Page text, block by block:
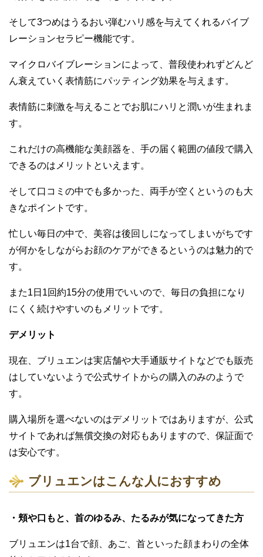
そして3つめはうるおい弾むハリ感を与えてくれるバイブ
レーションセラピー機能です。
マイクロバイブレーションによって、普段使われずどんど
ん衰えていく表情筋にパッティング効果を与えます。
表情筋に刺激を与えることでお肌にハリと潤いが生まれま
す。
これだけの高機能な美顔器を、手の届く範囲の値段で購入
できるのはメリットといえます。
そして口コミの中でも多かった、両手が空くというのも大
きなポイントです。
忙しい毎日の中で、美容は後回しになってしまいがちです
が何かをしながらお顔のケアができるというのは魅力的で
す。
また1日1回約15分の使用でいいので、毎日の負担になり
にくく続けやすいのもメリットです。
デメリット
現在、ブリュエンは実店舗や大手通販サイトなどでも販売
はしていないようで公式サイトからの購入のみのようで
す。
購入場所を選べないのはデメリットではありますが、公式
サイトであれば無償交換の対応もありますので、 保証面で
は安心です。
ブリュエンはこんな人におすすめ
・ 頬や口もと、首のゆるみ、たるみが気になってきた方
ブリュエンは1台で顔、あご、首といった顔まわりの全体